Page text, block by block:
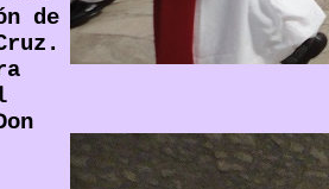
de